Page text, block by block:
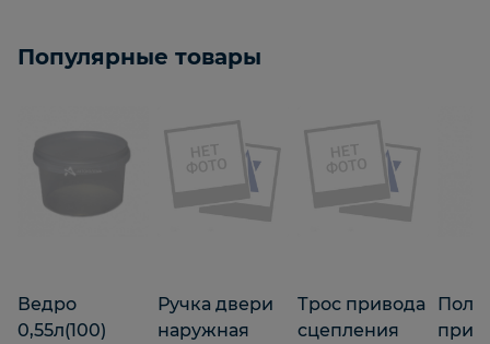
Популярные товары
Ведро
0,55л(100)
Ручка двери
наружная
Трос привода
сцепления